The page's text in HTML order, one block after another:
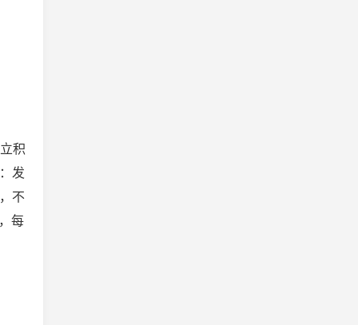
积
发
不
每